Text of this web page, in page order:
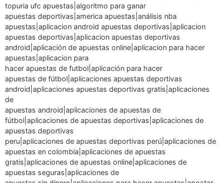
topuria ufc apuestas|algoritmo para ganar
apuestas deportivas|america apuestas|análisis nba
apuestas|aplicacion android apuestas deportivas|aplicacion
apuestas deportivas|aplicacion apuestas deportivas
android|aplicación de apuestas online|aplicacion para hacer
apuestas|aplicacion para
hacer apuestas de futbol|aplicación para hacer
apuestas de fútbol|aplicaciones apuestas deportivas
android|aplicaciones apuestas deportivas gratis|aplicaciones
de
apuestas android|aplicaciones de apuestas de
fútbol|aplicaciones de apuestas deportivas|aplicaciones de
apuestas deportivas
peru|aplicaciones de apuestas deportivas perú|aplicaciones de
apuestas en colombia|aplicaciones de apuestas
gratis|aplicaciones de apuestas online|aplicaciones de
apuestas seguras|aplicaciones de